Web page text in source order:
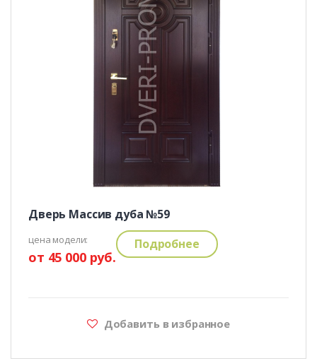
Дверь Массив дуба №59
цена модели:
от 45 000 руб.
Подробнее
Добавить в избранное